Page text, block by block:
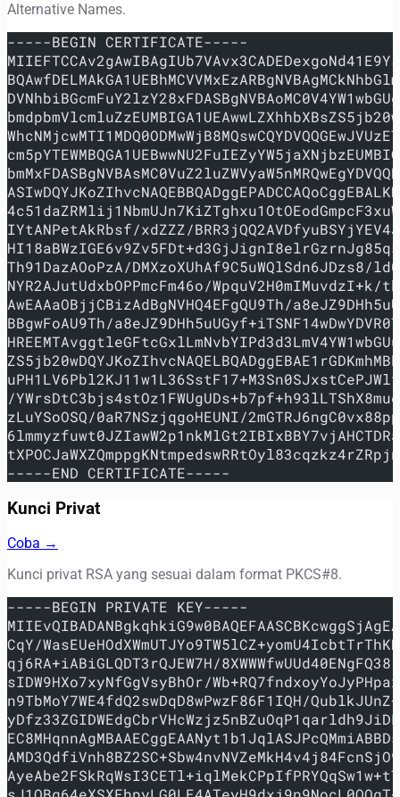
Alternative Names.
-----BEGIN CERTIFICATE-----
IYtANPetAkRbsf/xdZZZ/
Th91DazAOoPzA/DMXzoXUhAf9C5uWQlSdn6JDzs8/
NYR2AJutUdxbOPPmcFm46o/WpquV2H0mIMuvdzI+k/
AwEAAaOBjjCBizAdBgNVHQ4EFgQU9Th/
BBgwFoAU9Th/
/
zLuYSoOSQ/0aR7NSzjqgoHEUNI/
-----END CERTIFICATE-----
Kunci Privat
Coba →
Kunci privat RSA yang sesuai dalam format PKCS#8.
-----BEGIN PRIVATE KEY-----
CqY/
qj6RA+iABiGLQDT3rQJEW7H/
sIDW9HXo7xyNfGgVsyBhOr/
n9TbMoY7WE4fdQ2swDqD8wPwzF86F1IQH/